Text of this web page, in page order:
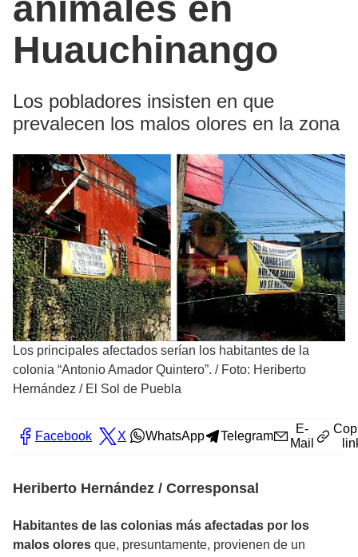
Huauchinango
Los pobladores insisten en que
prevalecen los malos olores en la zona
Los principales afectados serían los habitantes de la
colonia “Antonio Amador Quintero”. / Foto: Heriberto
Hernández / El Sol de Puebla
Facebook X WhatsApp Telegram
E-
Mail
Heriberto Hernández / Corresponsal
Habitantes de las colonias más afectadas por los
malos olores que, presuntamente, provienen de un